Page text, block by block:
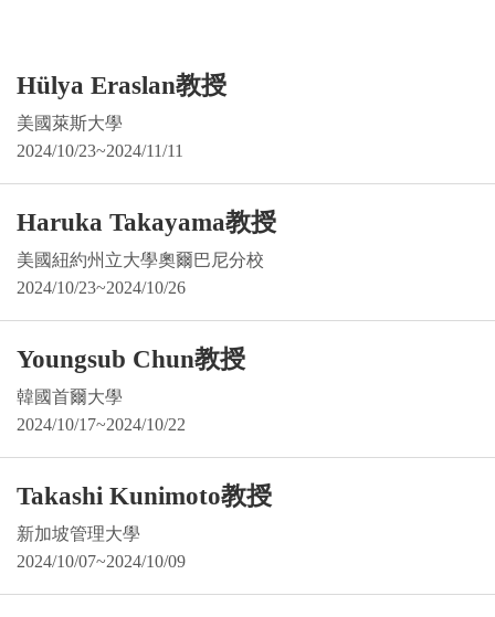
Hülya Eraslan教授
美國萊斯大學
2024/10/23~2024/11/11
Haruka Takayama教授
美國紐約州立大學奧爾巴尼分校
2024/10/23~2024/10/26
Youngsub Chun教授
韓國首爾大學
2024/10/17~2024/10/22
Takashi Kunimoto教授
新加坡管理大學
2024/10/07~2024/10/09